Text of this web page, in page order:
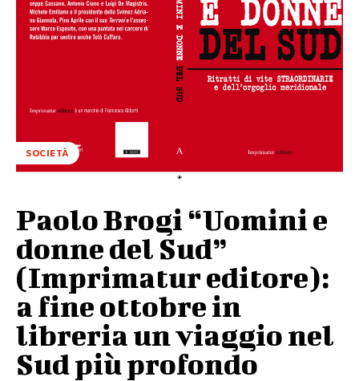
SOCIETÀ
Paolo Brogi “Uomini e
donne del Sud”
(Imprimatur editore):
a fine ottobre in
libreria un viaggio nel
Sud più profondo